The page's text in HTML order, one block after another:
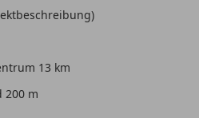
13 km
200 m